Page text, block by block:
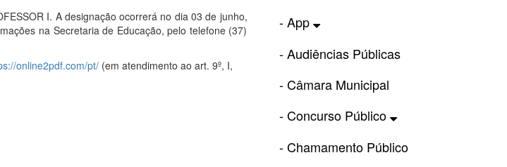
I. A designação ocorrerá no dia 03 de junho,
na Secretaria de Educação, pelo telefone (37)
online2pdf.com/pt/ (em atendimento ao art. 9º, I,
- App
- Audiências Públicas
- Câmara Municipal
- Concurso Público
- Chamamento Público